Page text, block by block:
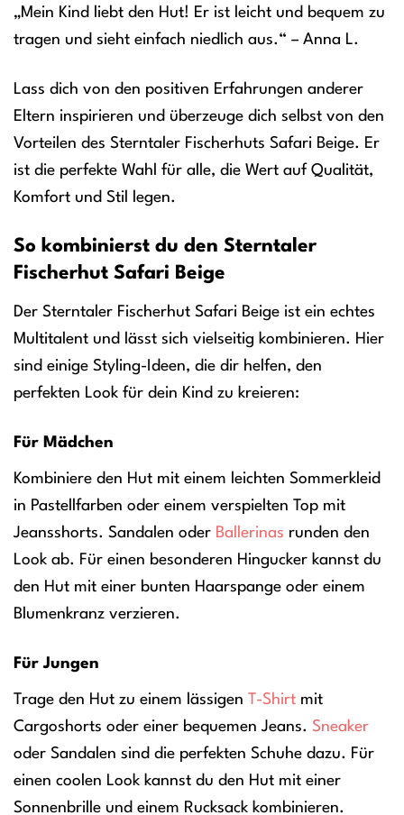
„Mein Kind liebt den Hut! Er ist leicht und bequem zu
tragen und sieht einfach niedlich aus.“ – Anna L.
Lass dich von den positiven Erfahrungen anderer
Eltern inspirieren und überzeuge dich selbst von den
Vorteilen des Sterntaler Fischerhuts Safari Beige. Er
ist die perfekte Wahl für alle, die Wert auf Qualität,
Komfort und Stil legen.
So kombinierst du den Sterntaler
Fischerhut Safari Beige
Der Sterntaler Fischerhut Safari Beige ist ein echtes
Multitalent und lässt sich vielseitig kombinieren. Hier
sind einige Styling-Ideen, die dir helfen, den
perfekten Look für dein Kind zu kreieren:
Für Mädchen
Kombiniere den Hut mit einem leichten Sommerkleid
in Pastellfarben oder einem verspielten Top mit
Jeansshorts. Sandalen oder Ballerinas runden den
Look ab. Für einen besonderen Hingucker kannst du
den Hut mit einer bunten Haarspange oder einem
Blumenkranz verzieren.
Für Jungen
Trage den Hut zu einem lässigen T-Shirt mit
Cargoshorts oder einer bequemen Jeans. Sneaker
oder Sandalen sind die perfekten Schuhe dazu. Für
einen coolen Look kannst du den Hut mit einer
Sonnenbrille und einem Rucksack kombinieren.